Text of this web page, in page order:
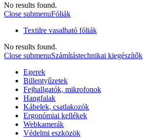
No results found.
Close submenuFóliák
Textilre vasalható fóliák
No results found.
Close submenuSzámítástechnikai kiegészítők
Egerek
Billentyűzetek
Fejhallgatók, mikrofonok
Hangfalak
Kábelek, csatlakozók
Ergonómiai kellékek
Webkamerák
Védelmi eszközök